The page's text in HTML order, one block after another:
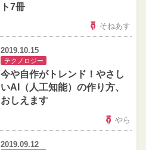
ト7冊
そねあす
2019.10.15
テクノロジー
今や自作がトレンド！やさし
いAI（人工知能）の作り方、
おしえます
やら
2019.09.12